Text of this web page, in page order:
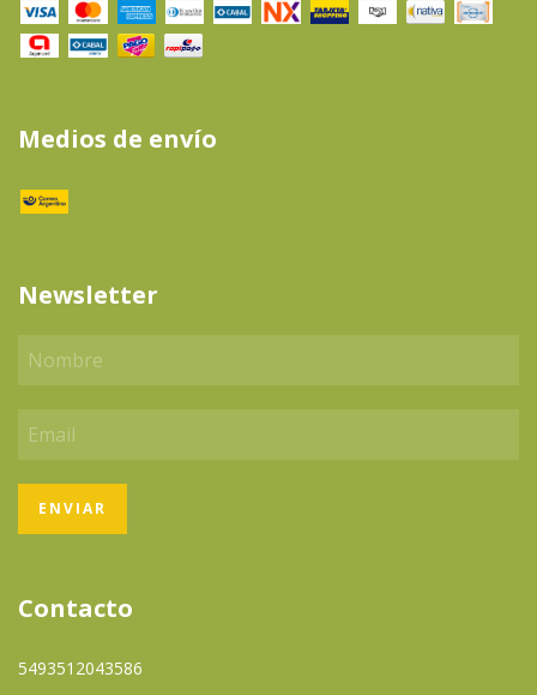
Medios de envío
Newsletter
Contacto
5493512043586